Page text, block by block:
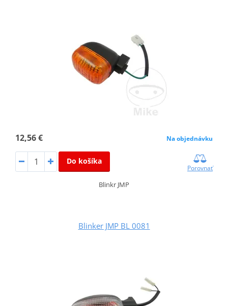
12,56 € Na objednávku
Do košíka
Porovnať
Blinkr JMP
Blinker JMP BL 0081